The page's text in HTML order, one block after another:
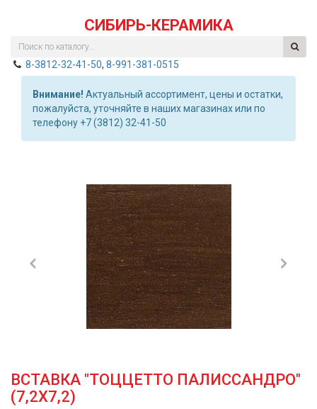
СИБИРЬ-КЕРАМИКА
8-3812-32-41-50, 8-991-381-0515
Внимание! Актуальный ассортимент, цены и остатки,
пожалуйста, уточняйте в наших магазинах или по
телефону +7 (3812) 32-41-50
Previous
ВСТАВКА "ТОЦЦЕТТО ПАЛИССАНДРО"
(7,2Х7,2)